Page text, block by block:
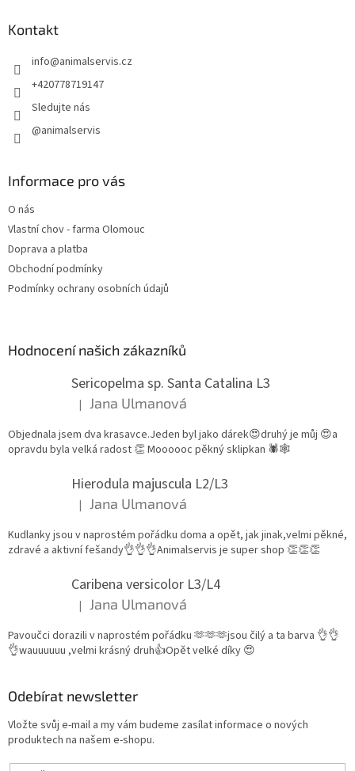
Kontakt
info@animalservis.cz
+420778719147
Sledujte nás
@animalservis
Informace pro vás
O nás
Vlastní chov - farma Olomouc
Doprava a platba
Obchodní podmínky
Podmínky ochrany osobních údajů
Hodnocení našich zákazníků
Sericopelma sp. Santa Catalina L3
Hodnocení produktu je 5 z 5 hvězdiček.
| Jana Ulmanová
Objednala jsem dva krasavce.Jeden byl jako dárek😍druhý je můj 😍a
opravdu byla velká radost 👏 Moooooc pěkný sklipkan 🕷🕸
Hierodula majuscula L2/L3
Hodnocení produktu je 5 z 5 hvězdiček.
| Jana Ulmanová
Kudlanky jsou v naprostém pořádku doma a opět, jak jinak,velmi pěkné,
zdravé a aktivní fešandy👌👌👌Animalservis je super shop 👏👏👏
Caribena versicolor L3/L4
Hodnocení produktu je 5 z 5 hvězdiček.
| Jana Ulmanová
Pavoučci dorazili v naprostém pořádku 🫶🫶🫶jsou čilý a ta barva 👌👌
👌wauuuuuu ,velmi krásný druh👍Opět velké díky 😍
Odebírat newsletter
Vložte svůj e-mail a my vám budeme zasílat informace o nových
produktech na našem e-shopu.